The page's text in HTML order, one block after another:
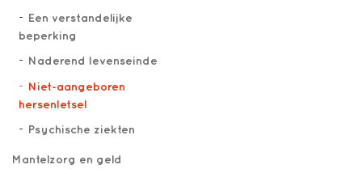
Een verstandelijke
beperking
Naderend levenseinde
Niet-aangeboren
hersenletsel
Psychische ziekten
Mantelzorg en geld